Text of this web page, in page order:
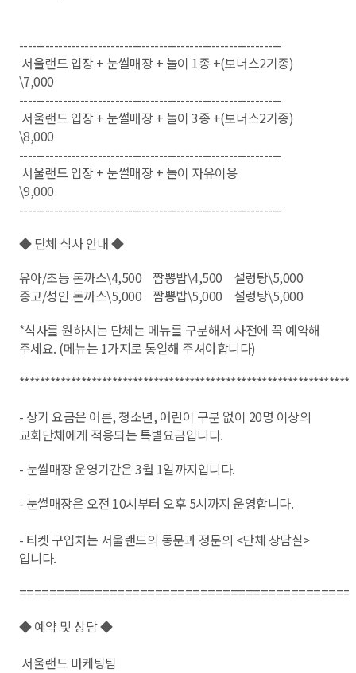
------------------------------------------------------------
서울랜드 입장 + 눈썰매장 + 놀이 1종 +(보너스2기종)
\7,000
------------------------------------------------------------
서울랜드 입장 + 눈썰매장 + 놀이 3종 +(보너스2기종)
\8,000
------------------------------------------------------------
서울랜드 입장 + 눈썰매장 + 놀이 자유이용
\9,000
------------------------------------------------------------
◆ 단체 식사 안내 ◆
유아/초등 돈까스\4,500 짬뽕밥\4,500 설렁탕\5,000
중고/성인 돈까스\5,000 짬뽕밥\5,000 설렁탕\5,000
*식사를 원하시는 단체는 메뉴를 구분해서 사전에 꼭 예약해
주세요. (메뉴는 1가지로 통일해 주셔야합니다)
- 상기 요금은 어른, 청소년, 어린이 구분 없이 20명 이상의
교회단체에게 적용되는 특별요금입니다.
- 눈썰매장 운영기간은 3월 1일까지입니다.
- 눈썰매장은 오전 10시부터 오후 5시까지 운영합니다.
- 티켓 구입처는 서울랜드의 동문과 정문의 <단체 상담실>
입니다.
◆ 예약 및 상담 ◆
서울랜드 마케팅팀